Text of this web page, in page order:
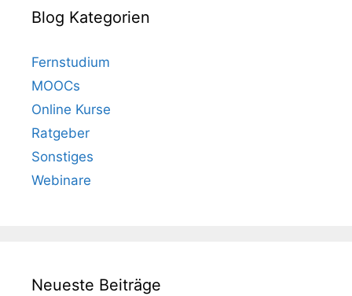
Blog Kategorien
Fernstudium
MOOCs
Online Kurse
Ratgeber
Sonstiges
Webinare
Neueste Beiträge